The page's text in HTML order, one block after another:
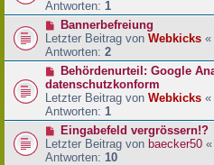
Antworten: 1
Bannerbefreiung
Letzter Beitrag von Webkicks «
Antworten: 2
Behördenurteil: Google
datenschutzkonform
Letzter Beitrag von Webkicks «
Antworten: 1
Eingabefeld vergrössern!?
Letzter Beitrag von baecker50 «
Antworten: 10